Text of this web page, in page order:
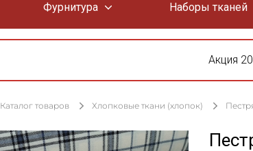
Фурнитура Наборы тканей
Акция
Каталог товаров Хлопковые ткани (хлопок)